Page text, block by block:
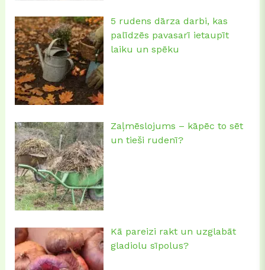
5 rudens dārza darbi, kas
palīdzēs pavasarī ietaupīt
laiku un spēku
Zaļmēslojums – kāpēc to sēt
un tieši rudenī?
Kā pareizi rakt un uzglabāt
gladiolu sīpolus?